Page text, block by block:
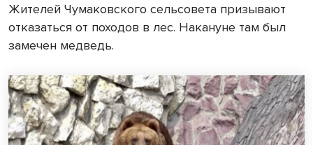
Жителей Чумаковского сельсовета призывают
отказаться от походов в лес. Накануне там был
замечен медведь.